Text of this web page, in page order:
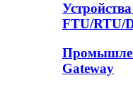
FTU/RTU/
Gateway